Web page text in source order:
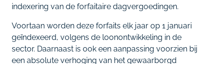
indexering van de forfaitaire dagvergoedingen.
Voortaan worden deze forfaits elk jaar op 1 januari
geïndexeerd, volgens de loonontwikkeling in de
sector. Daarnaast is ook een aanpassing voorzien bij
een absolute verhoging van het gewaarborgd